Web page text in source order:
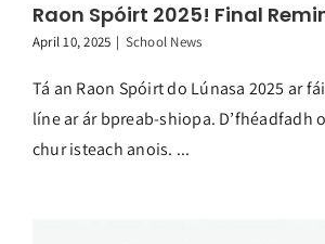
Raon Spóirt 2025! Final
April 10, 2025 | School News
Tá an Raon Spóirt do Lúnasa 2025 ar
líne ar ár bpreab-shiopa. D’fhéadfadh
chur isteach anois. ...